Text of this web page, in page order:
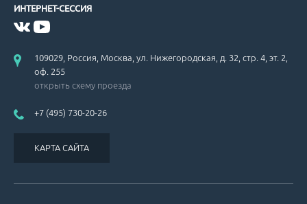
ИНТЕРНЕТ-СЕССИЯ
109029, Россия, Москва, ул. Нижегородская, д. 32, стр. 4, эт. 2,
оф. 255
открыть схему проезда
+7 (495) 730-20-26
КАРТА САЙТА